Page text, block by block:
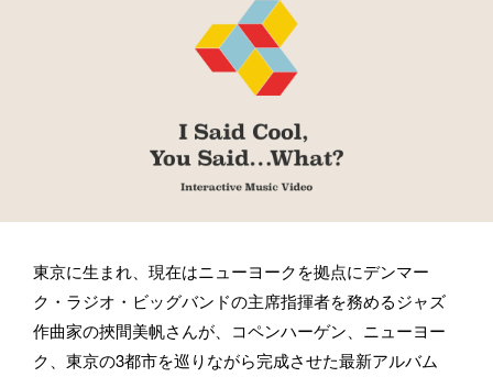
東京に生まれ、現在はニューヨークを拠点にデンマー
ク・ラジオ・ビッグバンドの主席指揮者を務めるジャズ
作曲家の挾間美帆さんが、コペンハーゲン、ニューヨー
ク、東京の3都市を巡りながら完成させた最新アルバム
お仕事のご依頼・取材のご相談など、下記のフォームからお気軽
にお問い合わせください。メールの場合は hello@bassdrum.org か
メールアドレス